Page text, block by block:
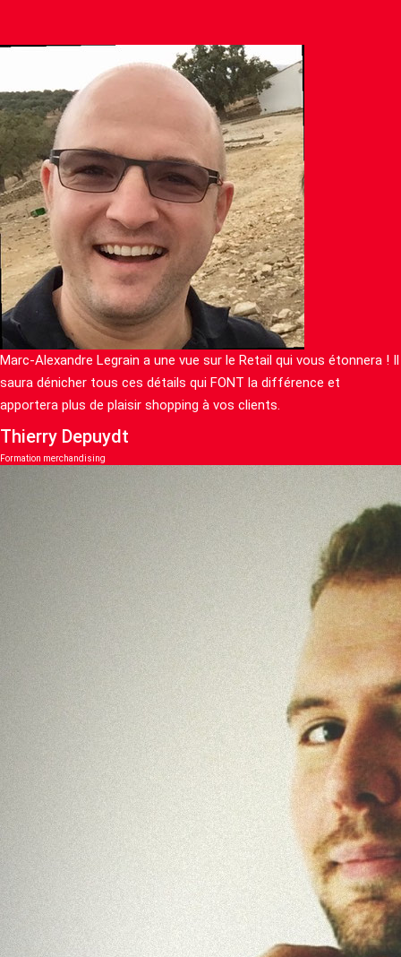
Marc-Alexandre Legrain a une vue sur le Retail qui vous étonnera ! Il
saura dénicher tous ces détails qui FONT la différence et
apportera plus de plaisir shopping à vos clients.
Thierry Depuydt
Formation merchandising